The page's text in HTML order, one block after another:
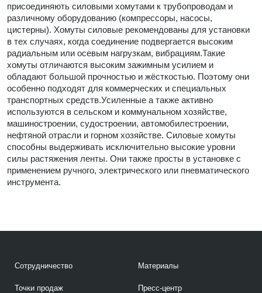
присоединяють силовыми хомутами к трубопроводам и
различному оборудованию (компрессоры, насосы,
цистерны). Хомуты силовые рекомендованы для установки
в тех случаях, когда соединение подвергается высоким
радиальным или осевым нагрузкам, вибрациям.Такие
хомуты отличаются высоким зажимным усилием и
обладают большой прочностью и жёсткостью. Поэтому они
особенно подходят для коммерческих и специальных
транспортных средств.Усиленные а также активно
используются в сельском и коммунальном хозяйстве,
машиностроении, судостроении, автомобилестроении,
нефтяной отрасли и горном хозяйстве. Силовые хомуты
способны выдерживать исключительно высокие уровни
силы растяжения ленты. Они также просты в установке с
применением ручного, электрического или пневматического
инструмента.
Сотрудничество
Точки продаж
Материалы
Пресс-центр